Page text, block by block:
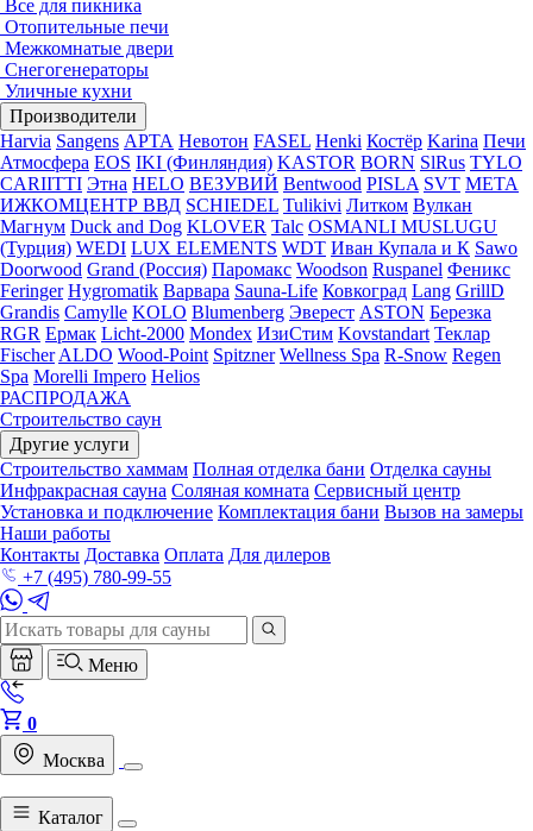
Все для пикника
Отопительные печи
Межкомнатые двери
Снегогенераторы
Уличные кухни
Производители
Harvia Sangens АРТА Невотон FASEL Henki Костёр Karina Печи
Атмосфера EOS IKI (Финляндия) KASTOR BORN SlRus TYLO
CARIITTI Этна HELO ВЕЗУВИЙ Bentwood PISLA SVT МЕТА
ИЖКОМЦЕНТР ВВД SCHIEDEL Tulikivi Литком Вулкан
Магнум Duck and Dog KLOVER Talc OSMANLI MUSLUGU
(Турция) WEDI LUX ELEMENTS WDT Иван Купала и К Sawo
Doorwood Grand (Россия) Паромакс Woodson Ruspanel Феникс
Feringer Hygromatik Варвара Sauna-Life Ковкоград Lang GrillD
Grandis Camylle KOLO Blumenberg Эверест ASTON Березка
RGR Ермак Licht-2000 Mondex ИзиСтим Kovstandart Теклар
Fischer ALDO Wood-Point Spitzner Wellness Spa R-Snow Regen
Spa Morelli Impero Helios
РАСПРОДАЖА
Строительство саун
Другие услуги
Строительство хаммам Полная отделка бани Отделка сауны
Инфракрасная сауна Соляная комната Сервисный центр
Установка и подключение Комплектация бани Вызов на замеры
Наши работы
Контакты Доставка Оплата Для дилеров
+7 (495) 780-99-55
Меню
0
Москва
Каталог